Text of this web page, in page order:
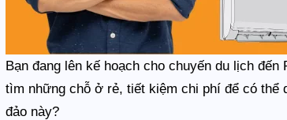
Bạn đang lên kế hoạch cho chuyến du lịch
tìm những chỗ ở rẻ, tiết kiệm chi phí để có thể
đảo này?